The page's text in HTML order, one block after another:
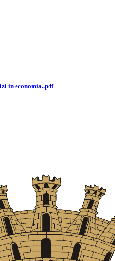
in economia..pdf